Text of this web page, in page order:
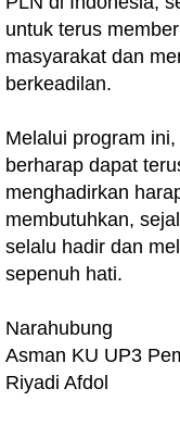
untuk terus
masyarakat dan
berkeadilan.
Melalui program
berharap dapat
menghadirkan
membutuhkan,
selalu hadir dan
sepenuh hati.
Narahubung
Asman KU UP3
Riyadi Afdol